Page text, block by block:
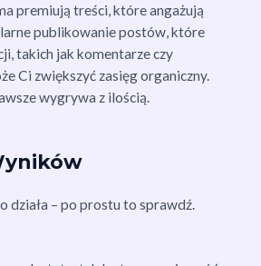
premiują treści, które angażują
publikowanie postów, które
takich jak komentarze czy
Ci zwiększyć zasięg organiczny.
wygrywa z ilością.
działa – po prostu to sprawdź.